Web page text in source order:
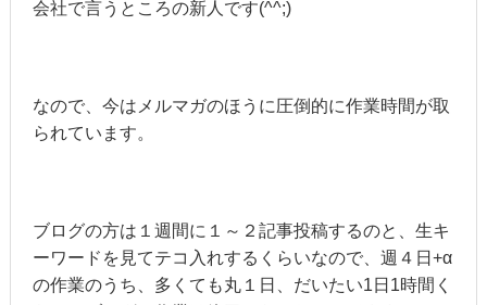
会社で言うところの新人です(^^;)
なので、今はメルマガのほうに圧倒的に作業時間が取
られています。
ブログの方は１週間に１～２記事投稿するのと、生キ
ーワードを見てテコ入れするくらいなので、週４日+α
の作業のうち、多くても丸１日、だいたい1日1時間く